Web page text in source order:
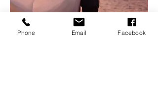
Phone Email Facebook